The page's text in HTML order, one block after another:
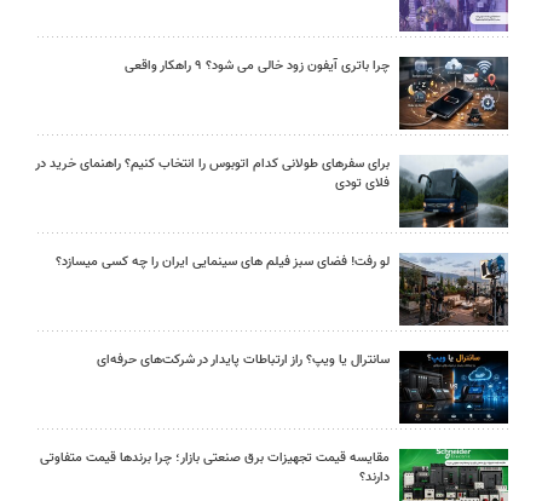
چرا باتری آیفون زود خالی می شود؟ ۹ راهکار واقعی
برای سفرهای طولانی کدام اتوبوس را انتخاب کنیم؟ راهنمای خرید در
فلای تودی
لو رفت! فضای سبز فیلم های سینمایی ایران را چه کسی میسازد؟
سانترال یا ویپ؟ راز ارتباطات پایدار در شرکت‌های حرفه‌ای
مقایسه قیمت تجهیزات برق صنعتی بازار؛ چرا برندها قیمت متفاوتی
دارند؟